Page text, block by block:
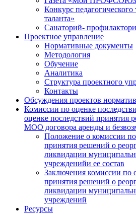
Конкурс педагогического
таланта»
Санаторий-
Проектное управление
Нормативные документы
Методология
Обучение
Аналитика
Структура проектного
Контакты
Обсуждения проектов
Комиссии по оценке
оценке последствий принятия
МОО договора аренды и
Положение о комиссии
принятия решений о
ликвидации
учрежденийи ее состав
Заключения комиссии по
принятия решений о
ликвидации
учреждений
Ресурсы